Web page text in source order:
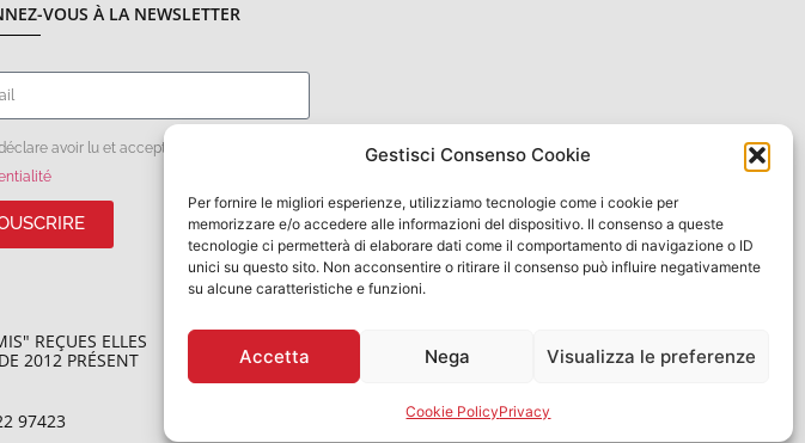
Gestisci Consenso Cookie
Per fornire le migliori esperienze, utilizziamo tecnologie come i cookie per
memorizzare e/o accedere alle informazioni del dispositivo. Il consenso a queste
tecnologie ci permetterà di elaborare dati come il comportamento di navigazione o ID
unici su questo sito. Non acconsentire o ritirare il consenso può influire negativamente
su alcune caratteristiche e funzioni.
Accetta Nega Visualizza le preferenze
Cookie PolicyPrivacy
VOUS À LA NEWSLETTER
avoir lu et accepté les
REÇUES ELLES
2012 PRÉSENT
97423